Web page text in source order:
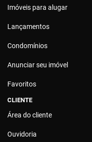
Imóveis para alugar
Lançamentos
Condomínios
Anunciar seu imóvel
Favoritos
CLIENTE
Área do cliente
Ouvidoria